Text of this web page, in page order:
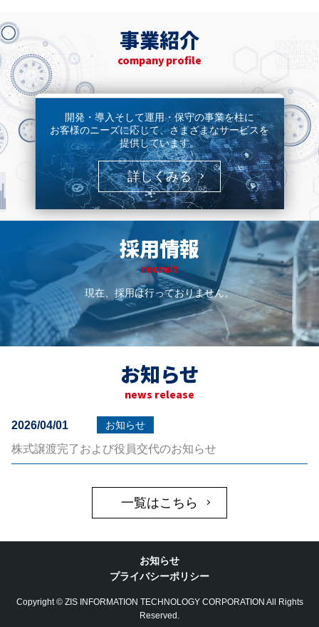
事業紹介
company profile
開発・導入そして運用・保守の事業を柱に
お客様のニーズに応じて、さまざまなサービスを
提供しています。
詳しくみる
採用情報
recruit
現在、採用は行っておりません。
お知らせ
news release
2026/04/01 お知らせ
株式譲渡完了および役員交代のお知らせ
一覧はこちら
お知らせ
プライバシーポリシー
Copyright © ZIS INFORMATION TECHNOLOGY CORPORATION All Rights
Reserved.